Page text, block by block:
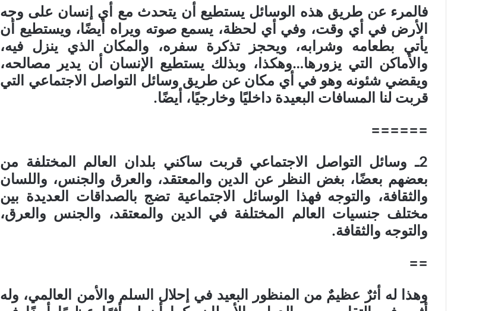
فالمرء عن طريق هذه الوسائل يستطيع أن يتحدث مع أي إنسان على وجه
الأرض في أي وقت، وفي أي لحظة، يسمع صوته ويراه أيضًا، ويستطيع أن
يأتي بطعامه وشرابه، ويحجز تذكرة سفره، والمكان الذي ينزل فيه،
والأماكن التي يزورها…وهكذا، وبذلك يستطيع الإنسان أن يدير مصالحه،
ويقضي شئونه وهو في أي مكان عن طريق وسائل التواصل الاجتماعي التي
قربت لنا المسافات البعيدة داخليًا وخارجيًا، أيضًا.
======
2ـ وسائل التواصل الاجتماعي قربت ساكني بلدان العالم المختلفة من
بعضهم بعضًا، بغض النظر عن الدين والمعتقد، والعرق والجنس، واللسان
والثقافة، والتوجه فهذا الوسائل الاجتماعية تضج بالصداقات العديدة بين
مختلف جنسيات العالم المختلفة في الدين والمعتقد، والجنس والعرق،
والتوجه والثقافة.
==
وهذا له أثرٌ عظيمٌ من المنظور البعيد في إحلال السلم والأمن العالمي، وله